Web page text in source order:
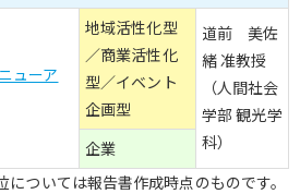
ューア
地域活性化型
／商業活性化
型／イベント
企画型
道前 美佐
緒 准教授
（人間社会
学部 観光学
科）
企業
ついては報告書作成時点のものです。